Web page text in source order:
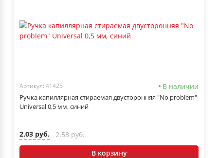
Артикул: 41425 В наличии
Ручка капиллярная стираемая двусторонняя "No problem"
Universal 0,5 мм, синий
2.03 руб.
2.53 руб.
В корзину